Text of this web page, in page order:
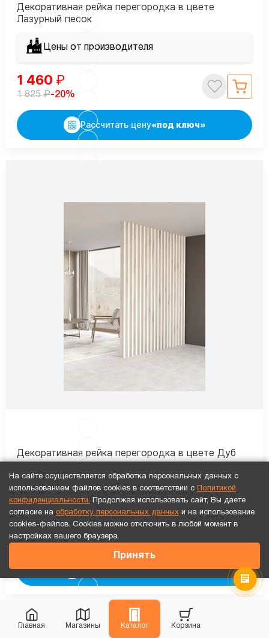
Главная Магазины Каталог Корзина
Декоративная рейка перегородка в цвете
Лазурный песок
Цены от производителя
1 460 ₽
1 825₽-20%
Рассчитать цену«под ключ»
Декоративная рейка перегородка в цвете Дуб
джуно
Цены от производителя
1 460₽
1 825₽-20%
Рассчитать цену«под ключ»
На сайте осуществляется обработка персональных данных с
использованием файлов cookies в соответствии с
Политикой
конфиденциальности. Продолжая использовать сайт, Вы даете
согласие на обработку персональных данных и на использование
cookies-файлов. Cookies можно отключить в любой момент в
настройках вашего браузера.
Принять